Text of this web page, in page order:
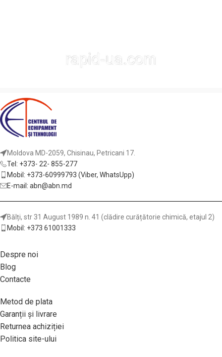
Moldova MD-2059, Chisinau, Petricani 17.
Tel: +373- 22- 855-277
Mobil: +373-60999793 (Viber, WhatsUpp)
E-mail: abn@abn.md
Bălți, str 31 August 1989 n. 41 (clădire curățătorie chimică, etajul 2)
Mobil: +373 61001333
Despre noi
Blog
Contacte
Metod de plata
Garanții și livrare
Returnea achiziției
Politica site-ului